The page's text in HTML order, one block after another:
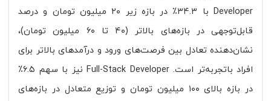
Developer با ۳۴.۳٪ در بازه زیر ۲۰ میلیون تومان و درصد
قابل‌توجهی در بازه‌های بالاتر (۴۰ تا ۶۰ میلیون تومان)،
نشان‌دهنده تعادل بین فرصت‌های ورود و درآمدهای بالاتر برای
افراد باتجربه‌تر است. Full-Stack Developer نیز با سهم ۶.۵٪
در بازه بالای ۱۰۰ میلیون تومان و توزیع متعادل در بازه‌های